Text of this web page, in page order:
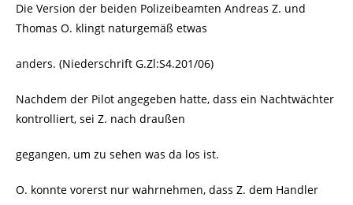
Die Version der beiden Polizeibeamten Andreas Z. und
Thomas O. klingt naturgemäß etwas
anders. (Niederschrift G.Zl:S4.201/06)
Nachdem der Pilot angegeben hatte, dass ein Nachtwächter
kontrolliert, sei Z. nach draußen
gegangen, um zu sehen was da los ist.
O. konnte vorerst nur wahrnehmen, dass Z. dem Handler